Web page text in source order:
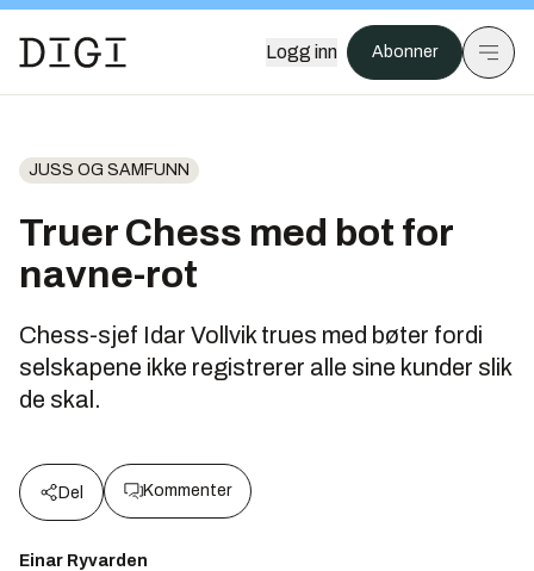
Logg inn Abonner
JUSS OG SAMFUNN
Truer Chess med bot for
navne-rot
Chess-sjef Idar Vollvik trues med bøter fordi
selskapene ikke registrerer alle sine kunder slik
de skal.
Del Kommenter
Einar Ryvarden